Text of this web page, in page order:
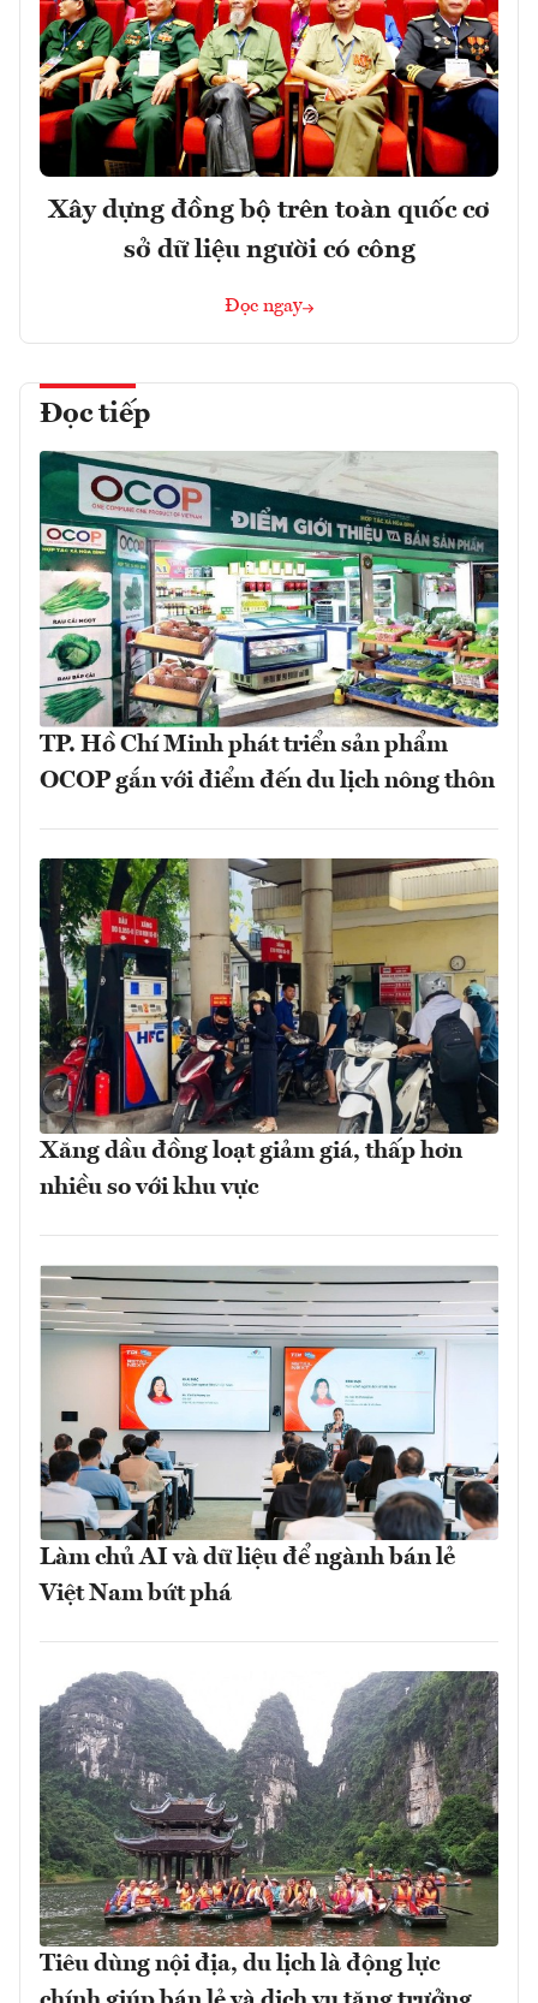
Xây dựng đồng bộ trên toàn quốc cơ
sở dữ liệu người có công
Đọc ngay
Đọc tiếp
TP. Hồ Chí Minh phát triển sản phẩm
OCOP gắn với điểm đến du lịch nông thôn
Xăng dầu đồng loạt giảm giá, thấp hơn
nhiều so với khu vực
Làm chủ AI và dữ liệu để ngành bán lẻ
Việt Nam bứt phá
Tiêu dùng nội địa, du lịch là động lực